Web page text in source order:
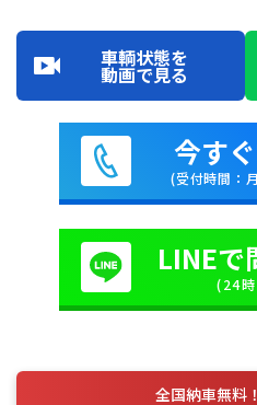
車輌状態を
動画で見る
今す
(受付時間：
LINEで
(24
全国納車無料